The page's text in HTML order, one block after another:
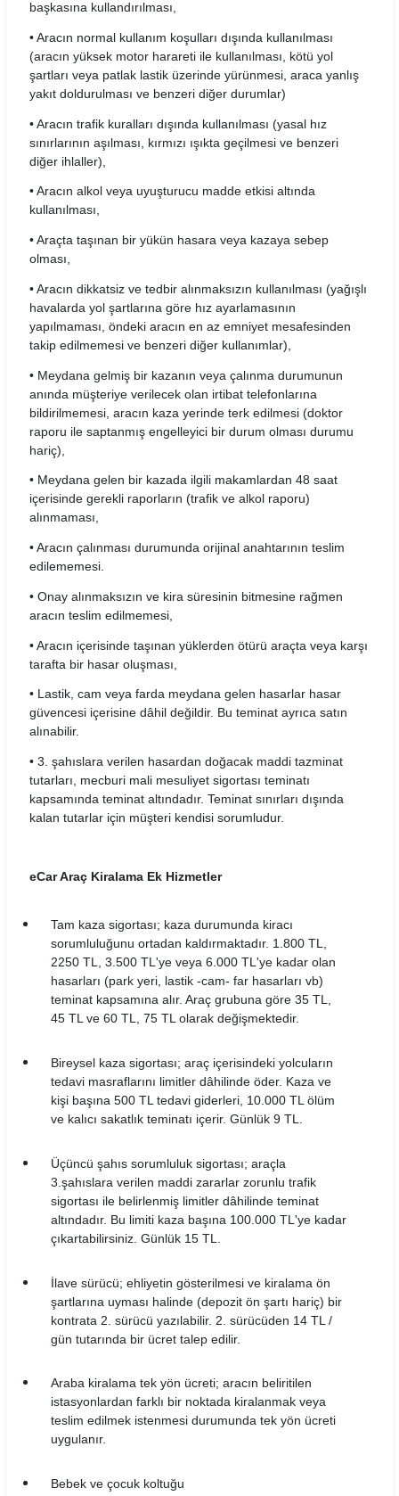
Pusula Araç Kiralama Koşulları
Rent Trendy Araç Kiralama Koşulları
Skyes Araç Kiralama Koşulları
SMT Filo Araç Kiralama Koşulları
Torlak Araç Kiralama Koşulları
Turento Araç Kiralama Koşulları
Turmobil Araç Kiralama Koşulları
Windy Araç Kiralama Koşulları
Wowcar Araç Kiralama Koşulları
Yavuz Rent Araç Kiralama Koşulları
Yol 24 Araç Kiralama Koşulları
başkasına kullandırılması,
• Aracın normal kullanım koşulları dışında kullanılması
(aracın yüksek motor harareti ile kullanılması, kötü yol
şartları veya patlak lastik üzerinde yürünmesi, araca yanlış
yakıt doldurulması ve benzeri diğer durumlar)
• Aracın trafik kuralları dışında kullanılması (yasal hız
sınırlarının aşılması, kırmızı ışıkta geçilmesi ve benzeri
diğer ihlaller),
• Aracın alkol veya uyuşturucu madde etkisi altında
kullanılması,
• Araçta taşınan bir yükün hasara veya kazaya sebep
olması,
• Aracın dikkatsiz ve tedbir alınmaksızın kullanılması (yağışlı
havalarda yol şartlarına göre hız ayarlamasının
yapılmaması, öndeki aracın en az emniyet mesafesinden
takip edilmemesi ve benzeri diğer kullanımlar),
• Meydana gelmiş bir kazanın veya çalınma durumunun
anında müşteriye verilecek olan irtibat telefonlarına
bildirilmemesi, aracın kaza yerinde terk edilmesi (doktor
raporu ile saptanmış engelleyici bir durum olması durumu
hariç),
• Meydana gelen bir kazada ilgili makamlardan 48 saat
içerisinde gerekli raporların (trafik ve alkol raporu)
alınmaması,
• Aracın çalınması durumunda orijinal anahtarının teslim
edilememesi.
• Onay alınmaksızın ve kira süresinin bitmesine rağmen
aracın teslim edilmemesi,
• Aracın içerisinde taşınan yüklerden ötürü araçta veya karşı
tarafta bir hasar oluşması,
• Lastik, cam veya farda meydana gelen hasarlar hasar
güvencesi içerisine dâhil değildir. Bu teminat ayrıca satın
alınabilir.
• 3. şahıslara verilen hasardan doğacak maddi tazminat
tutarları, mecburi mali mesuliyet sigortası teminatı
kapsamında teminat altındadır. Teminat sınırları dışında
kalan tutarlar için müşteri kendisi sorumludur.
eCar Araç Kiralama Ek Hizmetler
Tam kaza sigortası; kaza durumunda kiracı
sorumluluğunu ortadan kaldırmaktadır. 1.800 TL,
2250 TL, 3.500 TL'ye veya 6.000 TL'ye kadar olan
hasarları (park yeri, lastik -cam- far hasarları vb)
teminat kapsamına alır. Araç grubuna göre 35 TL,
45 TL ve 60 TL, 75 TL olarak değişmektedir.
Bireysel kaza sigortası; araç içerisindeki yolcuların
tedavi masraflarını limitler dâhilinde öder. Kaza ve
kişi başına 500 TL tedavi giderleri, 10.000 TL ölüm
ve kalıcı sakatlık teminatı içerir. Günlük 9 TL.
Üçüncü şahıs sorumluluk sigortası; araçla
3.şahıslara verilen maddi zararlar zorunlu trafik
sigortası ile belirlenmiş limitler dâhilinde teminat
altındadır. Bu limiti kaza başına 100.000 TL'ye kadar
çıkartabilirsiniz. Günlük 15 TL.
İlave sürücü; ehliyetin gösterilmesi ve kiralama ön
şartlarına uyması halinde (depozit ön şartı hariç) bir
kontrata 2. sürücü yazılabilir. 2. sürücüden 14 TL /
gün tutarında bir ücret talep edilir.
Araba kiralama tek yön ücreti; aracın beliritilen
istasyonlardan farklı bir noktada kiralanmak veya
teslim edilmek istenmesi durumunda tek yön ücreti
uygulanır.
Bebek ve çocuk koltuğu